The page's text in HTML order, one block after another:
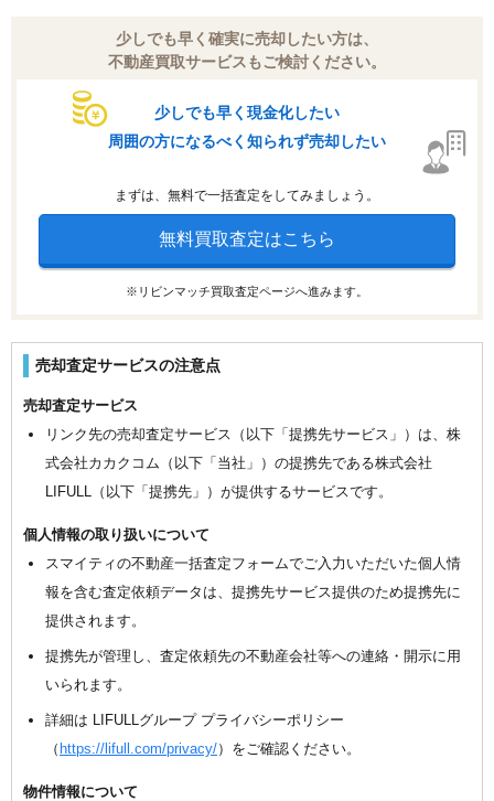
少しでも早く確実に売却したい方は、
不動産買取サービスもご検討ください。
少しでも早く現金化したい
周囲の方になるべく知られず売却したい
まずは、無料で一括査定をしてみましょう。
無料買取査定はこちら
※リビンマッチ買取査定ページへ進みます。
売却査定サービスの注意点
売却査定サービス
リンク先の売却査定サービス（以下「提携先サービス」）は、株
式会社カカクコム（以下「当社」）の提携先である株式会社
LIFULL（以下「提携先」）が提供するサービスです。
個人情報の取り扱いについて
スマイティの不動産一括査定フォームでご入力いただいた個人情
報を含む査定依頼データは、提携先サービス提供のため提携先に
提供されます。
提携先が管理し、査定依頼先の不動産会社等への連絡・開示に用
いられます。
詳細は LIFULLグループ プライバシーポリシー
（ https://lifull.com/privacy/）をご確認ください。
物件情報について